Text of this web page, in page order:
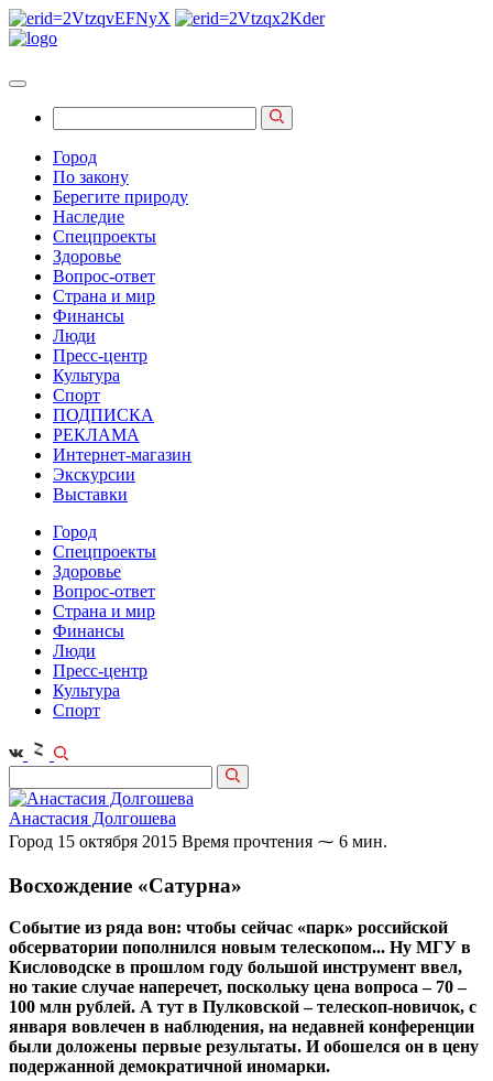
Город
По закону
Берегите природу
Наследие
Спецпроекты
Здоровье
Вопрос-ответ
Страна и мир
Финансы
Люди
Пресс-центр
Культура
Спорт
ПОДПИСКА
РЕКЛАМА
Интернет-магазин
Экскурсии
Выставки
Город
Спецпроекты
Здоровье
Вопрос-ответ
Страна и мир
Финансы
Люди
Пресс-центр
Культура
Спорт
Анастасия Долгошева
Город 15 октября 2015 Время прочтения ⁓ 6 мин.
Восхождение «Сатурна»
Событие из ряда вон: чтобы сейчас «парк» российской
обсерватории пополнился новым телескопом... Ну МГУ в
Кисловодске в прошлом году большой инструмент ввел,
но такие случае наперечет, поскольку цена вопроса – 70 –
100 млн рублей. А тут в Пулковской – телескоп-новичок, с
января вовлечен в наблюдения, на недавней конференции
были доложены первые результаты. И обошелся он в цену
подержанной демократичной иномарки.